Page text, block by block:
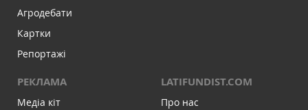
Агродебати
Картки
Репортажі
РЕКЛАМА
Медіа кіт
LATIFUNDIST.COM
Про нас